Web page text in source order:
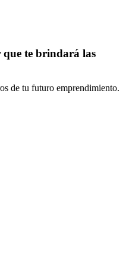
te brindará las
de tu futuro emprendimiento.